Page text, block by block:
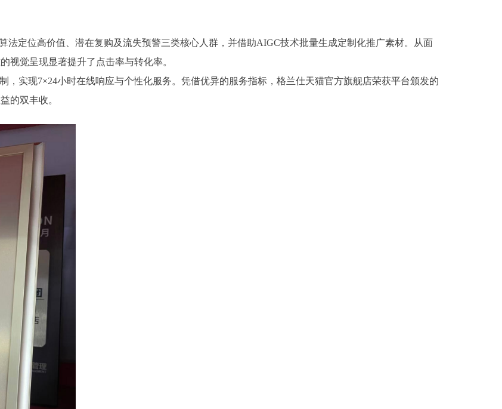
法定位高价值、潜在复购及流失预警三类核心人群，并借助AIGC技术批量生成定制化推广素材。从面
视觉呈现显著提升了点击率与转化率。
，实现7×24小时在线响应与个性化服务。凭借优异的服务指标，格兰仕天猫官方旗舰店荣获平台颁发的
的双丰收。